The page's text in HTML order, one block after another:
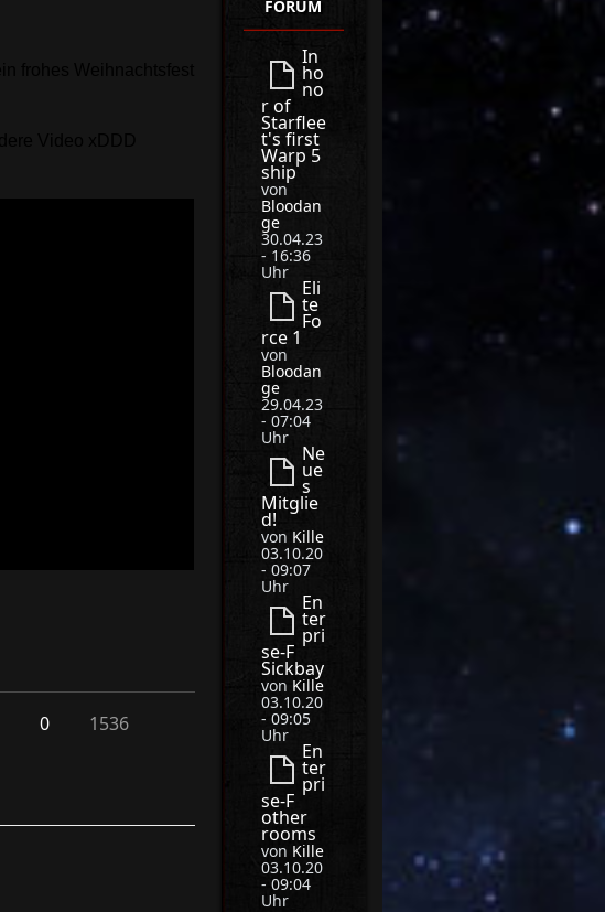
0 1536
FORUM
In
ho
no
r of
Starflee
t's first
Warp 5
ship
von
Bloodan
ge
30.04.23
- 16:36
Uhr
Eli
te
Fo
rce 1
von
Bloodan
ge
29.04.23
- 07:04
Uhr
Ne
ue
s
Mitglie
d!
von Kille
03.10.20
- 09:07
Uhr
En
ter
pri
se-F
Sickbay
von Kille
03.10.20
- 09:05
Uhr
En
ter
pri
se-F
other
rooms
von Kille
03.10.20
- 09:04
Uhr